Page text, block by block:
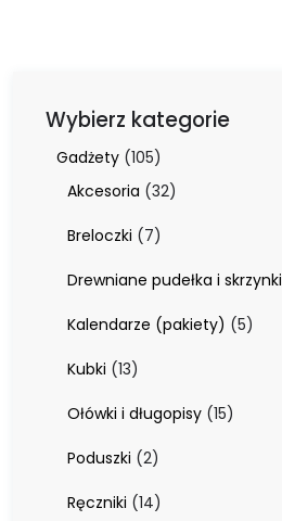
Wybierz kategorie
Gadżety 105105
produktów
Akcesoria 3232
Breloczki
77
Drewniane pudełka i skrzynki
Kalendarze (pakiety)
55
Kubki 1313
Ołówki i długopisy 1515
Poduszki 22
Ręczniki 1414